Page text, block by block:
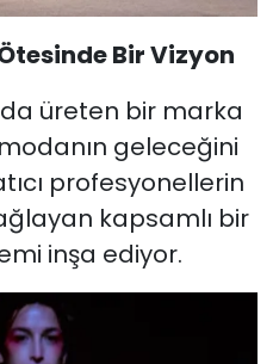
Bir Vizyon
üreten bir marka
geleceğini
profesyonellerin
kapsamlı bir
inşa ediyor.